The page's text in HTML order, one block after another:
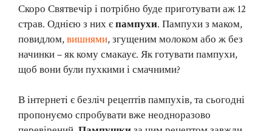
Скоро Святвечір і потрібно буде приготувати аж 12
страв. Однією з них єпампухи. Пампухи з маком,
повидлом,вишнями, згущеним молоком або ж без
начинки – як кому смакаує. Як готувати пампухи,
щоб вони були пухкими і смачними?
В інтернеті є безліч рецептів пампухів, та сьогодні
пропонуємо спробувати вже неодноразово